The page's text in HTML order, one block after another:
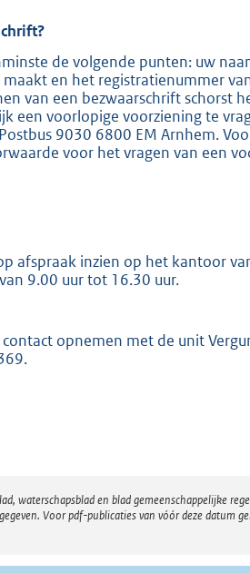
de volgende punten: uw
en het registratienummer
van een bezwaarschrift schorst
een voorlopige voorziening te
9030 6800 EM Arnhem.
voor het vragen van een
afspraak inzien op het kantoor
9.00 uur tot 16.30 uur.
opnemen met de unit
waterschapsblad en blad gemeenschappelijke
Voor pdf-publicaties van vóór deze datum